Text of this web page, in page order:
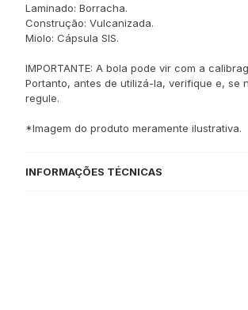
Laminado: Borracha.
Construção: Vulcanizada.
Miolo: Cápsula SIS.
IMPORTANTE: A bola pode vir com a
Portanto, antes de utilizá-la, verifique e, se
regule.
*Imagem do produto meramente ilustrativa.
INFORMAÇÕES TÉCNICAS